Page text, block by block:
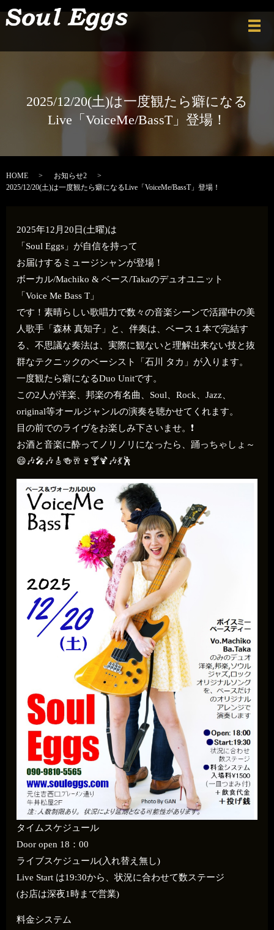
メ
2025/12/20(土)は一度観たら癖になる
Live「VoiceMe/BassT」登場！
HOME
お知らせ2
2025/12/20(土)は一度観たら癖になるLive「VoiceMe/BassT」登場！
2025年12月20日(土曜)は
「Soul Eggs」が自信を持って
お届けするミュージシャンが登場！
ボーカル/Machiko & ベース/Takaのデュオユニット
「Voice Me Bass T」
です！素晴らしい歌唱力で数々の音楽シーンで活躍中の美
人歌手「森林 真知子」と、伴奏は、ベース１本で完結す
る、不思議な奏法は、実際に観ないと理解出来ない技と抜
群なテクニックのベーシスト「石川 タカ」が入ります。
一度観たら癖になるDuo Unitです。
この2人が洋楽、邦楽の有名曲、Soul、Rock、Jazz、
original等オールジャンルの演奏を聴かせてくれます。
目の前でのライヴをお楽しみ下さいませ。❗
お酒と音楽に酔ってノリノリになったら、踊っちゃしょ～
😄🎶🎤🎶🎸🍻🥂🍷🍸🍹🎶💃🕺
タイムスケジュール
Door open 18：00
ライブスケジュール(入れ替え無し)
Live Start は19:30から、状況に合わせて数ステージ
(お店は深夜1時まで営業)
料金システム